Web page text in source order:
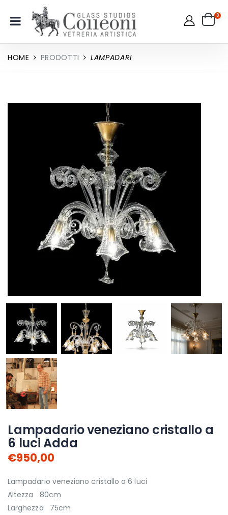
0
HOME PRODOTTI LAMPADARI
Lampadario veneziano cristallo a
6 luci Adda
€950,00
Lampadario veneziano cristallo a 6 luci
Altezza 80cm
Larghezza 75cm